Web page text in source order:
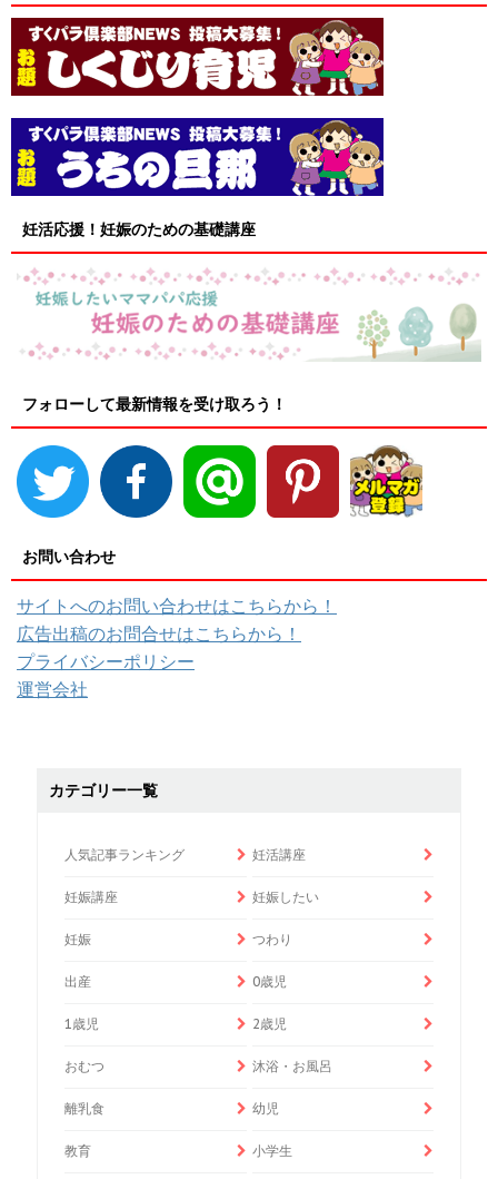
妊活応援！妊娠のための基礎講座
フォローして最新情報を受け取ろう！
お問い合わせ
サイトへのお問い合わせはこちらから！
広告出稿のお問合せはこちらから！
プライバシーポリシー
運営会社
カテゴリー一覧
人気記事ランキング 妊活講座
妊娠講座 妊娠したい
妊娠 つわり
出産 0歳児
1歳児 2歳児
おむつ 沐浴・お風呂
離乳食 幼児
教育 小学生